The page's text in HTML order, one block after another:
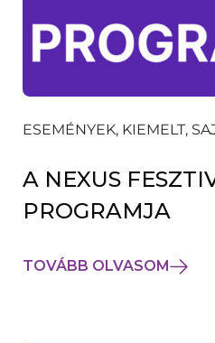
ESEMÉNYEK, KIEMELT,
A NEXUS
PROGRAMJA
TOVÁBB OLVASOM